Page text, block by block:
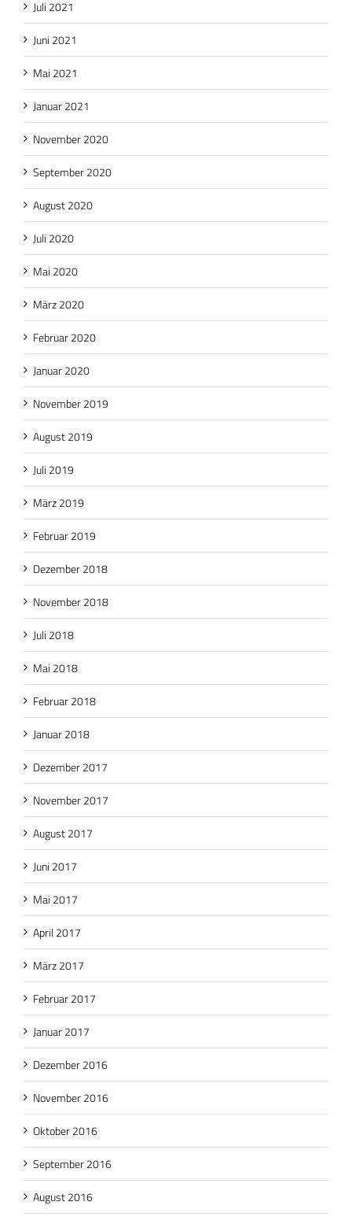
Juli 2021
Juni 2021
Mai 2021
Januar 2021
November 2020
September 2020
August 2020
Juli 2020
Mai 2020
März 2020
Februar 2020
Januar 2020
November 2019
August 2019
Juli 2019
März 2019
Februar 2019
Dezember 2018
November 2018
Juli 2018
Mai 2018
Februar 2018
Januar 2018
Dezember 2017
November 2017
August 2017
Juni 2017
Mai 2017
April 2017
März 2017
Februar 2017
Januar 2017
Dezember 2016
November 2016
Oktober 2016
September 2016
August 2016